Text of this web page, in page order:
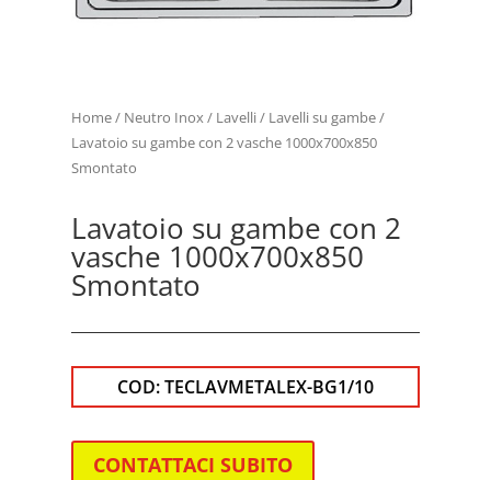
Home/ Neutro Inox/ Lavelli/ Lavelli su gambe/
Lavatoio su gambe con 2 vasche 1000x700x850
Smontato
Lavatoio su gambe con 2
vasche 1000x700x850
Smontato
COD:TECLAVMETALEX-BG1/10
CONTATTACI SUBITO